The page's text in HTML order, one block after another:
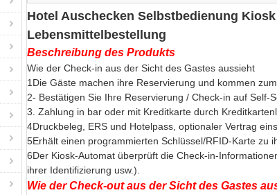
Hotel Auschecken Selbstbedienung
Lebensmittelbestellung
Beschreibung des Produkts
Wie der Check-in aus der Sicht des Gastes aussieht
1Die Gäste machen ihre Reservierung und kommen zum
2- Bestätigen Sie Ihre Reservierung / Check-in auf Self-
3. Zahlung in bar oder mit Kreditkarte durch
4Druckbeleg, ERS und Hotelpass, optionaler Vertrag
5Erhält einen programmierten Schlüssel/RFID-Karte zu
6Der Kiosk-Automat überprüft die Check-in-
ihrer Identifizierung usw.).
Wie der Check-out aus der Sicht des Gastes